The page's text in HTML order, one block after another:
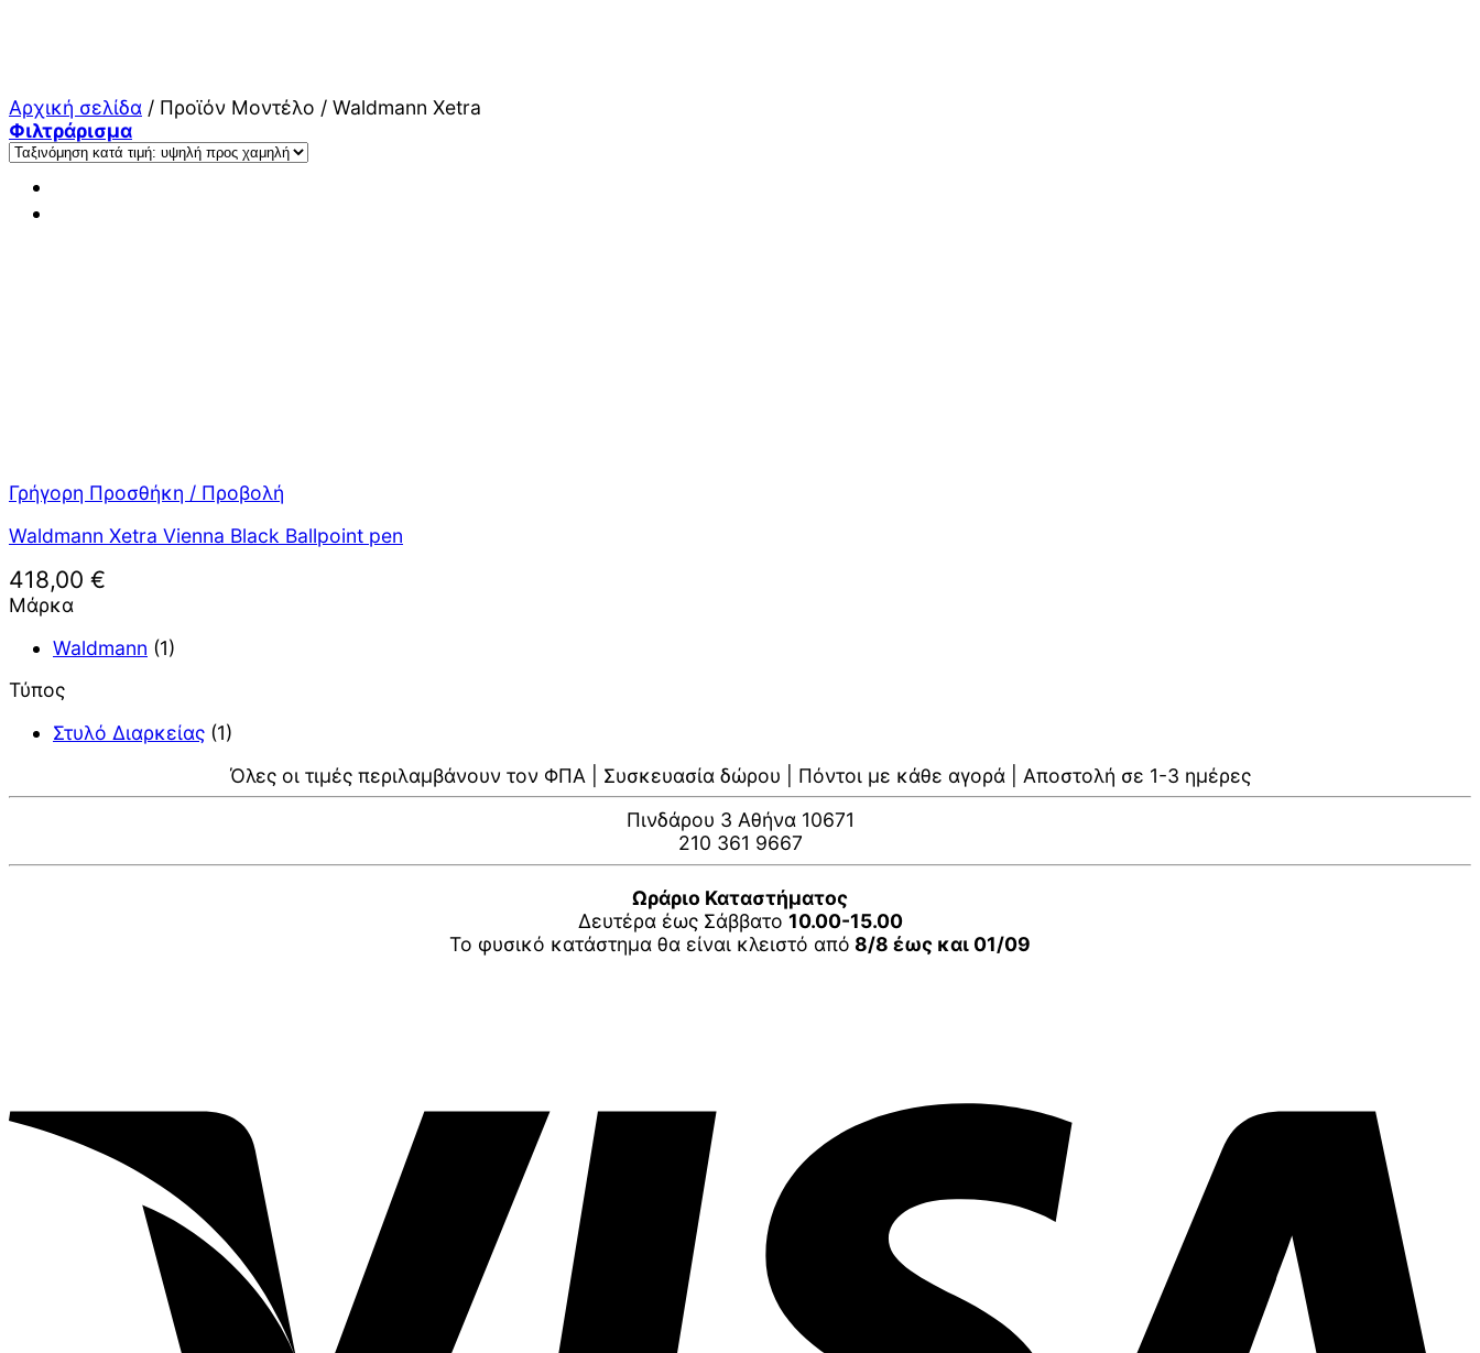
Αρχική σελίδα / Προϊόν Μοντέλο / Waldmann Xetra
Φιλτράρισμα
Γρήγορη Προσθήκη / Προβολή
Waldmann Xetra Vienna Black Ballpoint pen
418,00 €
Μάρκα
Waldmann (1)
Τύπος
Στυλό Διαρκείας (1)
Όλες οι τιμές περιλαμβάνουν τον ΦΠΑ | Συσκευασία δώρου | Πόντοι με κάθε αγορά | Αποστολή σε 1-3 ημέρες
Πινδάρου 3 Αθήνα 10671
210 361 9667
Ωράριο Καταστήματος
Δευτέρα έως Σάββατο 10.00-15.00
Το φυσικό κατάστημα θα είναι κλειστό από 8/8 έως και 01/09